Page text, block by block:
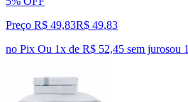
Preço R$ 49,83R$ 49,83
no Pix Ou 1x de R$ 52,45 sem jurosou 1